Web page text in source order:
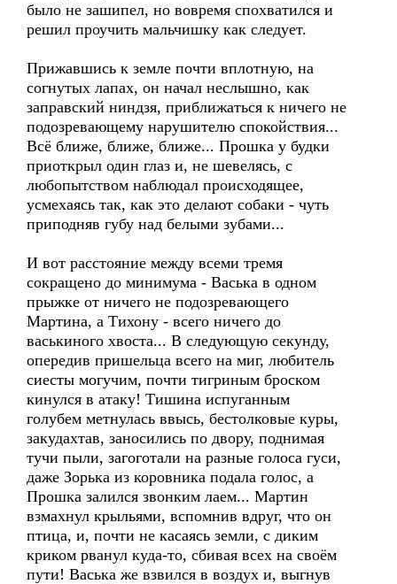
было не зашипел, но вовремя спохватился и
решил проучить мальчишку как следует.
Прижавшись к земле почти вплотную, на
согнутых лапах, он начал неслышно, как
заправский ниндзя, приближаться к ничего не
подозревающему нарушителю спокойствия...
Всё ближе, ближе, ближе... Прошка у будки
приоткрыл один глаз и, не шевелясь, с
любопытством наблюдал происходящее,
усмехаясь так, как это делают собаки - чуть
приподняв губу над белыми зубами...
И вот расстояние между всеми тремя
сокращено до минимума - Васька в одном
прыжке от ничего не подозревающего
Мартина, а Тихону - всего ничего до
васькиного хвоста... В следующую секунду,
опередив пришельца всего на миг, любитель
сиесты могучим, почти тигриным броском
кинулся в атаку! Тишина испуганным
голубем метнулась ввысь, бестолковые куры,
закудахтав, заносились по двору, поднимая
тучи пыли, загоготали на разные голоса гуси,
даже Зорька из коровника подала голос, а
Прошка залился звонким лаем... Мартин
взмахнул крыльями, вспомнив вдруг, что он
птица, и, почти не касаясь земли, с диким
криком рванул куда-то, сбивая всех на своём
пути! Васька же взвился в воздух и, выгнув